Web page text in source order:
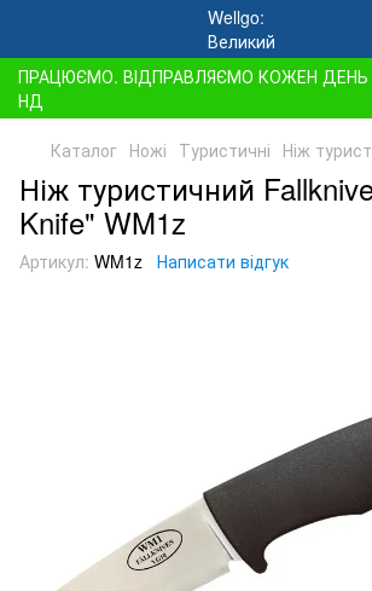
ПРАЦЮЄМО. ВІДПРАВЛЯЄМО КОЖЕН ДЕНЬ
НД
Каталог Ножі Туристичні Ніж
Ніж туристичний
Knife" WM1z
Артикул: WM1z Написати відгук